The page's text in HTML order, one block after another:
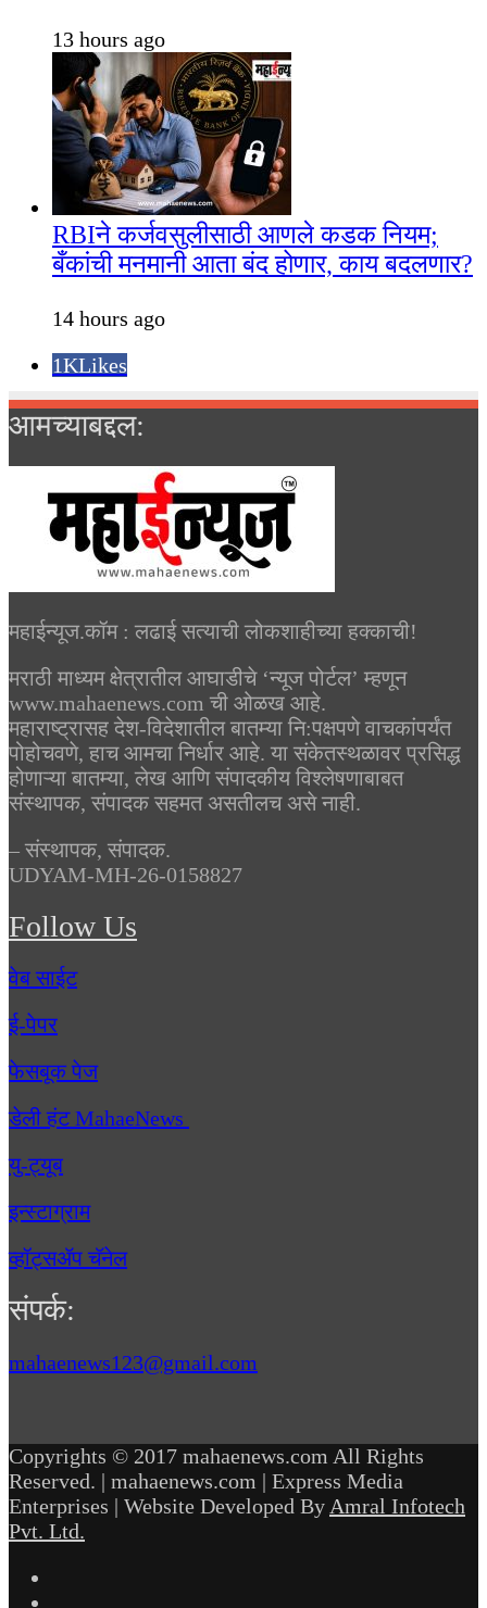
13 hours ago
RBIने कर्जवसुलीसाठी आणले कडक नियम;
बँकांची मनमानी आता बंद होणार, काय बदलणार?
14 hours ago
1KLikes
आमच्याबद्दल:
महाईन्यूज.कॉम : लढाई सत्याची लोकशाहीच्या हक्काची!
मराठी माध्यम क्षेत्रातील आघाडीचे ‘न्यूज पोर्टल’ म्हणून
www.mahaenews.com ची ओळख आहे.
महाराष्ट्रासह देश-विदेशातील बातम्या नि:पक्षपणे वाचकांपर्यंत
पोहोचवणे, हाच आमचा निर्धार आहे. या संकेतस्थळावर प्रसिद्ध
होणाऱ्या बातम्या, लेख आणि संपादकीय विश्लेषणाबाबत
संस्थापक, संपादक सहमत असतीलच असे नाही.
– संस्थापक, संपादक.
UDYAM-MH-26-0158827
Follow Us
वेब साईट
ई-पेपर
फेसबूक पेज
डेली हंट MahaeNews
यु-ट्यूब
इन्स्टाग्राम
व्हॉट्सॲप चॅनेल
संपर्क:
mahaenews123@gmail.com
Copyrights © 2017 mahaenews.com All Rights
Reserved. | mahaenews.com | Express Media
Enterprises | Website Developed By Amral Infotech
Pvt. Ltd.